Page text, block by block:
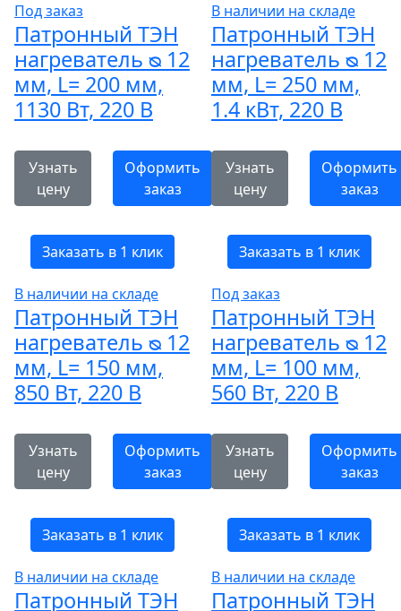
Под заказ
Патронный ТЭН
нагреватель ᴓ 12
мм, L= 200 мм,
1130 Вт, 220 В
Узнать
цену
Оформить
заказ
Заказать в 1 клик
В наличии на складе
Патронный ТЭН
нагреватель ᴓ 12
мм, L= 250 мм,
1.4 кВт, 220 В
Узнать
цену
Оформить
заказ
Заказать в 1 клик
В наличии на складе
Патронный ТЭН
нагреватель ᴓ 12
мм, L= 150 мм,
850 Вт, 220 В
Узнать
цену
Оформить
заказ
Заказать в 1 клик
Под заказ
Патронный ТЭН
нагреватель ᴓ 12
мм, L= 100 мм,
560 Вт, 220 В
Узнать
цену
Оформить
заказ
Заказать в 1 клик
В наличии на складе
Патронный ТЭН
В наличии на складе
Патронный ТЭН